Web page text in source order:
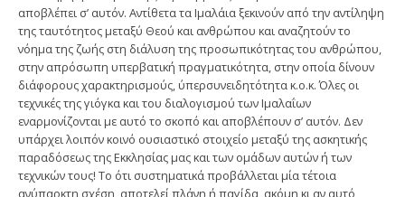
αποβλέπει σ’ αυτόν. Αντίθετα τα Ιμαλάια ξεκινούν από την αντίληψη
της ταυτότητος μεταξύ Θεού και ανθρώπου και αναζητούν το
νόημα της ζωής στη διάλυση της προσωπικότητας του ανθρώπου,
στην απρόσωπη υπερβατική πραγματικότητα, στην οποία δίνουν
διάφορους χαρακτηρισμούς, ύπερσυνειδητότητα κ.ο.κ. Όλες οι
τεχνικές της γιόγκα και του διαλογισμού των Ιμαλαΐων
εναρμονίζονται με αυτό το σκοπό και αποβλέπουν σ’ αυτόν. Δεν
υπάρχει λοιπόν κοινό ουσιαστικό στοιχείο μεταξύ της ασκητικής
παραδόσεως της Εκκλησίας μας και των ομάδων αυτών ή των
τεχνικών τους! Το ότι συστηματικά προβάλλεται μία τέτοια
ανύπαρκτη σχέση, αποτελεί πλάνη ή παγίδα, ακόμη κι αν αυτό